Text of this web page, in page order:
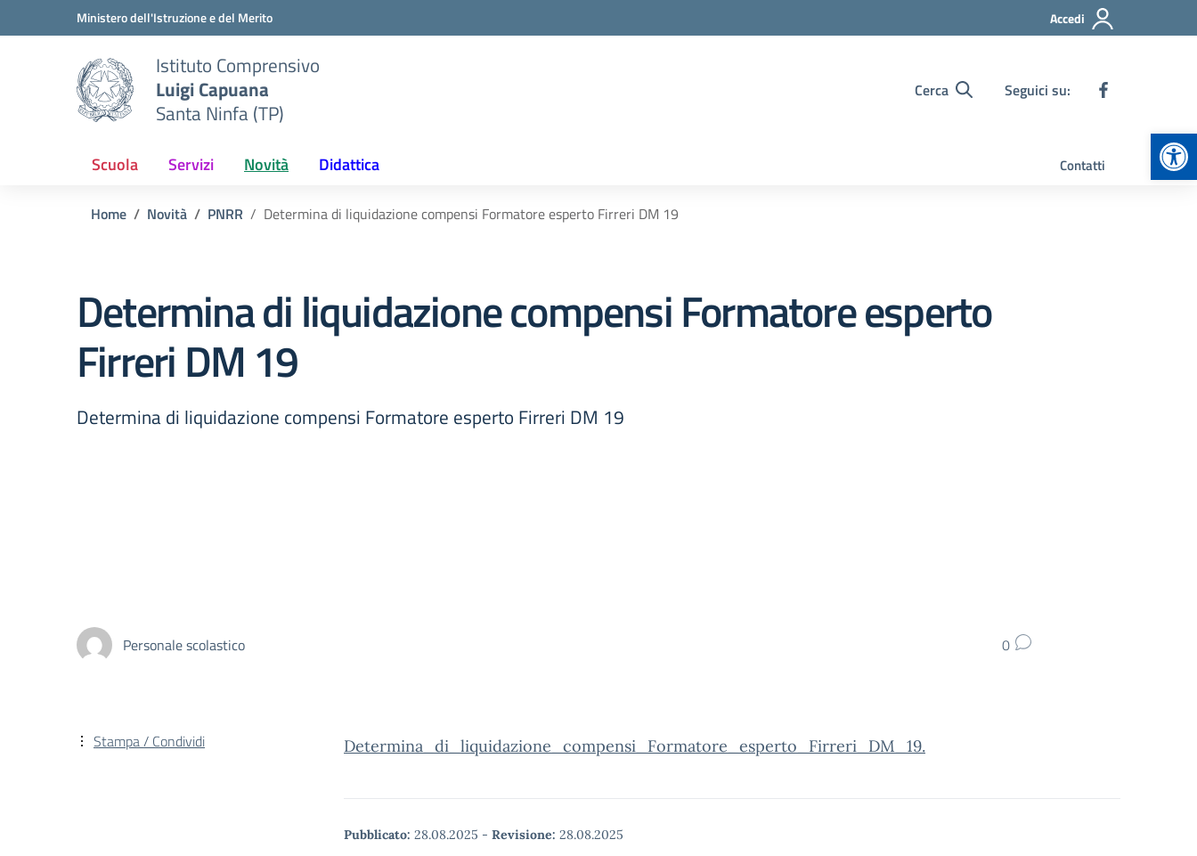
Vai ai contenuti
Vai al menu di navigazioneMinistero dell'Istruzione e del Merito Accedi
Istituto Comprensivo
Luigi Capuana
Santa Ninfa (TP)
Cerca Seguici su:
Scuola Servizi Novità Didattica Contatti
Home Novità PNRR Determina di liquidazione compensi Formatore esperto Firreri DM 19
Determina di liquidazione compensi Formatore esperto
Firreri DM 19
Determina di liquidazione compensi Formatore esperto Firreri DM 19
Personale scolastico 0
Determina_di_liquidazione_compensi_Formatore_esperto_Firreri_DM_19.
Pubblicato: 28.08.2025 - Revisione: 28.08.2025
Stampa / Condividi